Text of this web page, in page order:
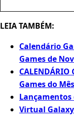
LEIA TAMBÉM:
Calendário
Games de
Games do
Lançamentos
Virtual